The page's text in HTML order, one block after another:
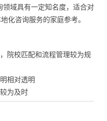
领域具有一定知名度，适合对
化咨询服务的家庭参考。
院校匹配和流程管理较为规
相对透明
为及时